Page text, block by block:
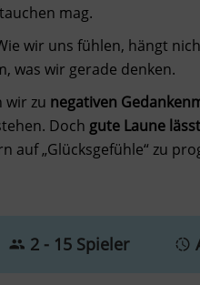
mag.
wir uns fühlen, hängt
was wir gerade denken.
wir zu negativen
Doch gute Laune
auf „Glücksgefühle“ zu
2 - 15 Spieler